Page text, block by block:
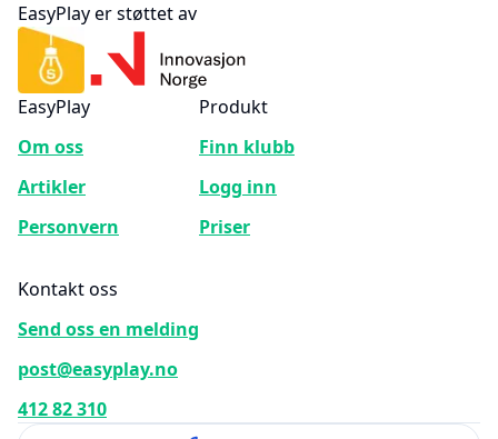
EasyPlay er støttet av
EasyPlay
Om oss
Artikler
Personvern
Produkt
Finn klubb
Logg inn
Priser
Kontakt oss
Send oss en melding
post@easyplay.no
412 82 310